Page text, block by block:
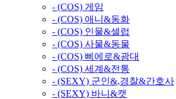
- (COS) 게임
- (COS) 애니&동화
- (COS) 인물&셀럽
- (COS) 사물&동물
- (COS) 삐에로&광대
- (COS) 세계&전통
- (SEXY) 군인&,경찰&간호사
- (SEXY) 바니&캣